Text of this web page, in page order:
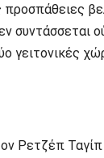
προσπάθειες
γειτονικές
Ρετζέπ